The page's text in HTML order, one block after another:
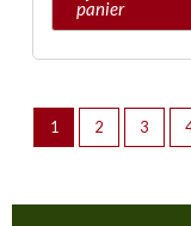
panier
1 2 3